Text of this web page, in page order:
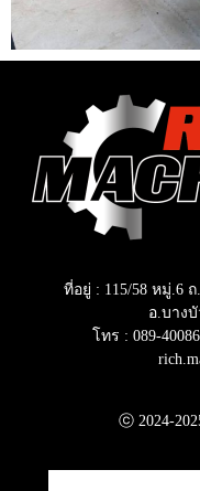
ที่อยู่ : 115/58 หมู่.6
อ.บาง
โทร : 089-
ⓒ 2024-